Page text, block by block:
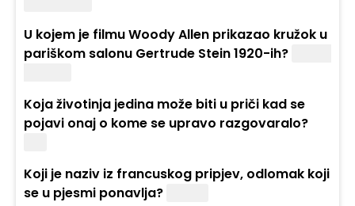
U kojem je filmu Woody Allen prikazao kružok u
pariškom salonu Gertrude Stein 1920-ih?
Koja životinja jedina može biti u priči kad se
pojavi onaj o kome se upravo razgovaralo?
Koji je naziv iz francuskog pripjev, odlomak koji
se u pjesmi ponavlja?